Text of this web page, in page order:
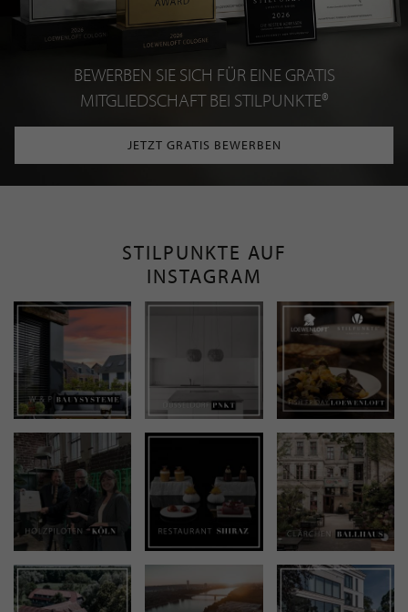
BEWERBEN SIE SICH FÜR EINE GRATIS
MITGLIEDSCHAFT BEI STILPUNKTE®
JETZT GRATIS BEWERBEN
STILPUNKTE AUF
INSTAGRAM